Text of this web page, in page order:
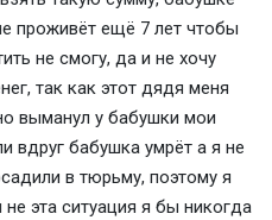
проживёт ещё 7 лет чтобы
не смогу, да и не хочу
так как этот дядя меня
выманул у бабушки мои
вдруг бабушка умрёт а я не
в тюрьму, поэтому я
эта ситуация я бы никогда